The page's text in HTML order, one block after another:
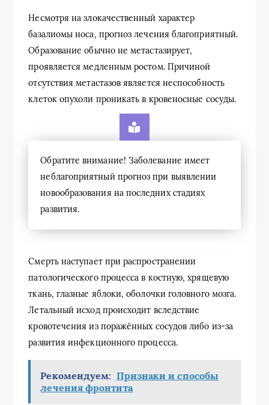
Несмотря на злокачественный характер
базалиомы носа, прогноз лечения благоприятный.
Образование обычно не метастазирует,
проявляется медленным ростом. Причиной
отсутствия метастазов является неспособность
клеток опухоли проникать в кровеносные сосуды.
Обратите внимание! Заболевание имеет
неблагоприятный прогноз при выявлении
новообразования на последних стадиях
развития.
Смерть наступает при распространении
патологического процесса в костную, хрящевую
ткань, глазные яблоки, оболочки головного мозга.
Летальный исход происходит вследствие
кровотечения из поражённых сосудов либо из-за
развития инфекционного процесса.
Рекомендуем: Признаки и способы
лечения фронтита